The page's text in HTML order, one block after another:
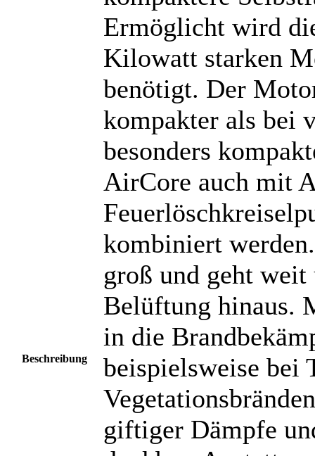
Beschreibung
Ermöglicht wird
Kilowatt starken
benötigt. Der
kompakter als bei
besonders
AirCore auch mit
kombiniert
groß und geht
Belüftung hinaus.
in die
beispielsweise bei
giftiger Dämpfe